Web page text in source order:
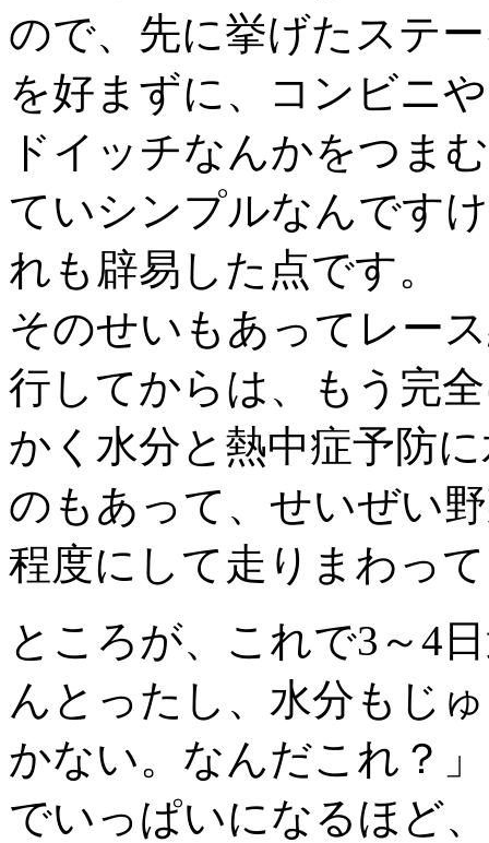
ので、先に挙げたステ
を好まずに、コンビニ
ドイッチなんかをつま
ていシンプルなんです
れも辟易した点です。
そのせいもあってレー
行してからは、もう完
かく水分と熱中症予防
のもあって、せいぜい
程度にして走りまわっ
ところが、これで3～4
んとったし、水分もじ
かない。なんだこれ？
でいっぱいになるほど